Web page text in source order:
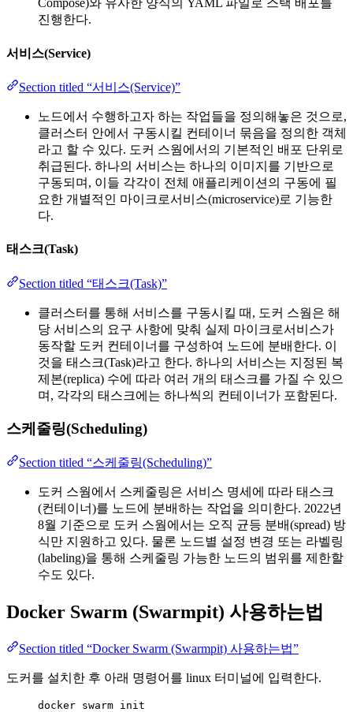
Compose)와 유사한 양식의 YAML 파일로 스택 배포를
진행한다.
서비스(Service)
Section titled “서비스(Service)”
노드에서 수행하고자 하는 작업들을 정의해놓은 것으로,
클러스터 안에서 구동시킬 컨테이너 묶음을 정의한 객체
라고 할 수 있다. 도커 스웜에서의 기본적인 배포 단위로
취급된다. 하나의 서비스는 하나의 이미지를 기반으로
구동되며, 이들 각각이 전체 애플리케이션의 구동에 필
요한 개별적인 마이크로서비스(microservice)로 기능한
다.
태스크(Task)
Section titled “태스크(Task)”
클러스터를 통해 서비스를 구동시킬 때, 도커 스웜은 해
당 서비스의 요구 사항에 맞춰 실제 마이크로서비스가
동작할 도커 컨테이너를 구성하여 노드에 분배한다. 이
것을 태스크(Task)라고 한다. 하나의 서비스는 지정된 복
제본(replica) 수에 따라 여러 개의 태스크를 가질 수 있으
며, 각각의 태스크에는 하나씩의 컨테이너가 포함된다.
스케줄링(Scheduling)
Section titled “스케줄링(Scheduling)”
도커 스웜에서 스케줄링은 서비스 명세에 따라 태스크
(컨테이너)를 노드에 분배하는 작업을 의미한다. 2022년
8월 기준으로 도커 스웜에서는 오직 균등 분배(spread) 방
식만 지원하고 있다. 물론 노드별 설정 변경 또는 라벨링
(labeling)을 통해 스케줄링 가능한 노드의 범위를 제한할
수도 있다.
Docker Swarm (Swarmpit) 사용하는법
Section titled “Docker Swarm (Swarmpit) 사용하는법”
도커를 설치한 후 아래 명령어를 linux 터미널에 입력한다.
docker swarm init